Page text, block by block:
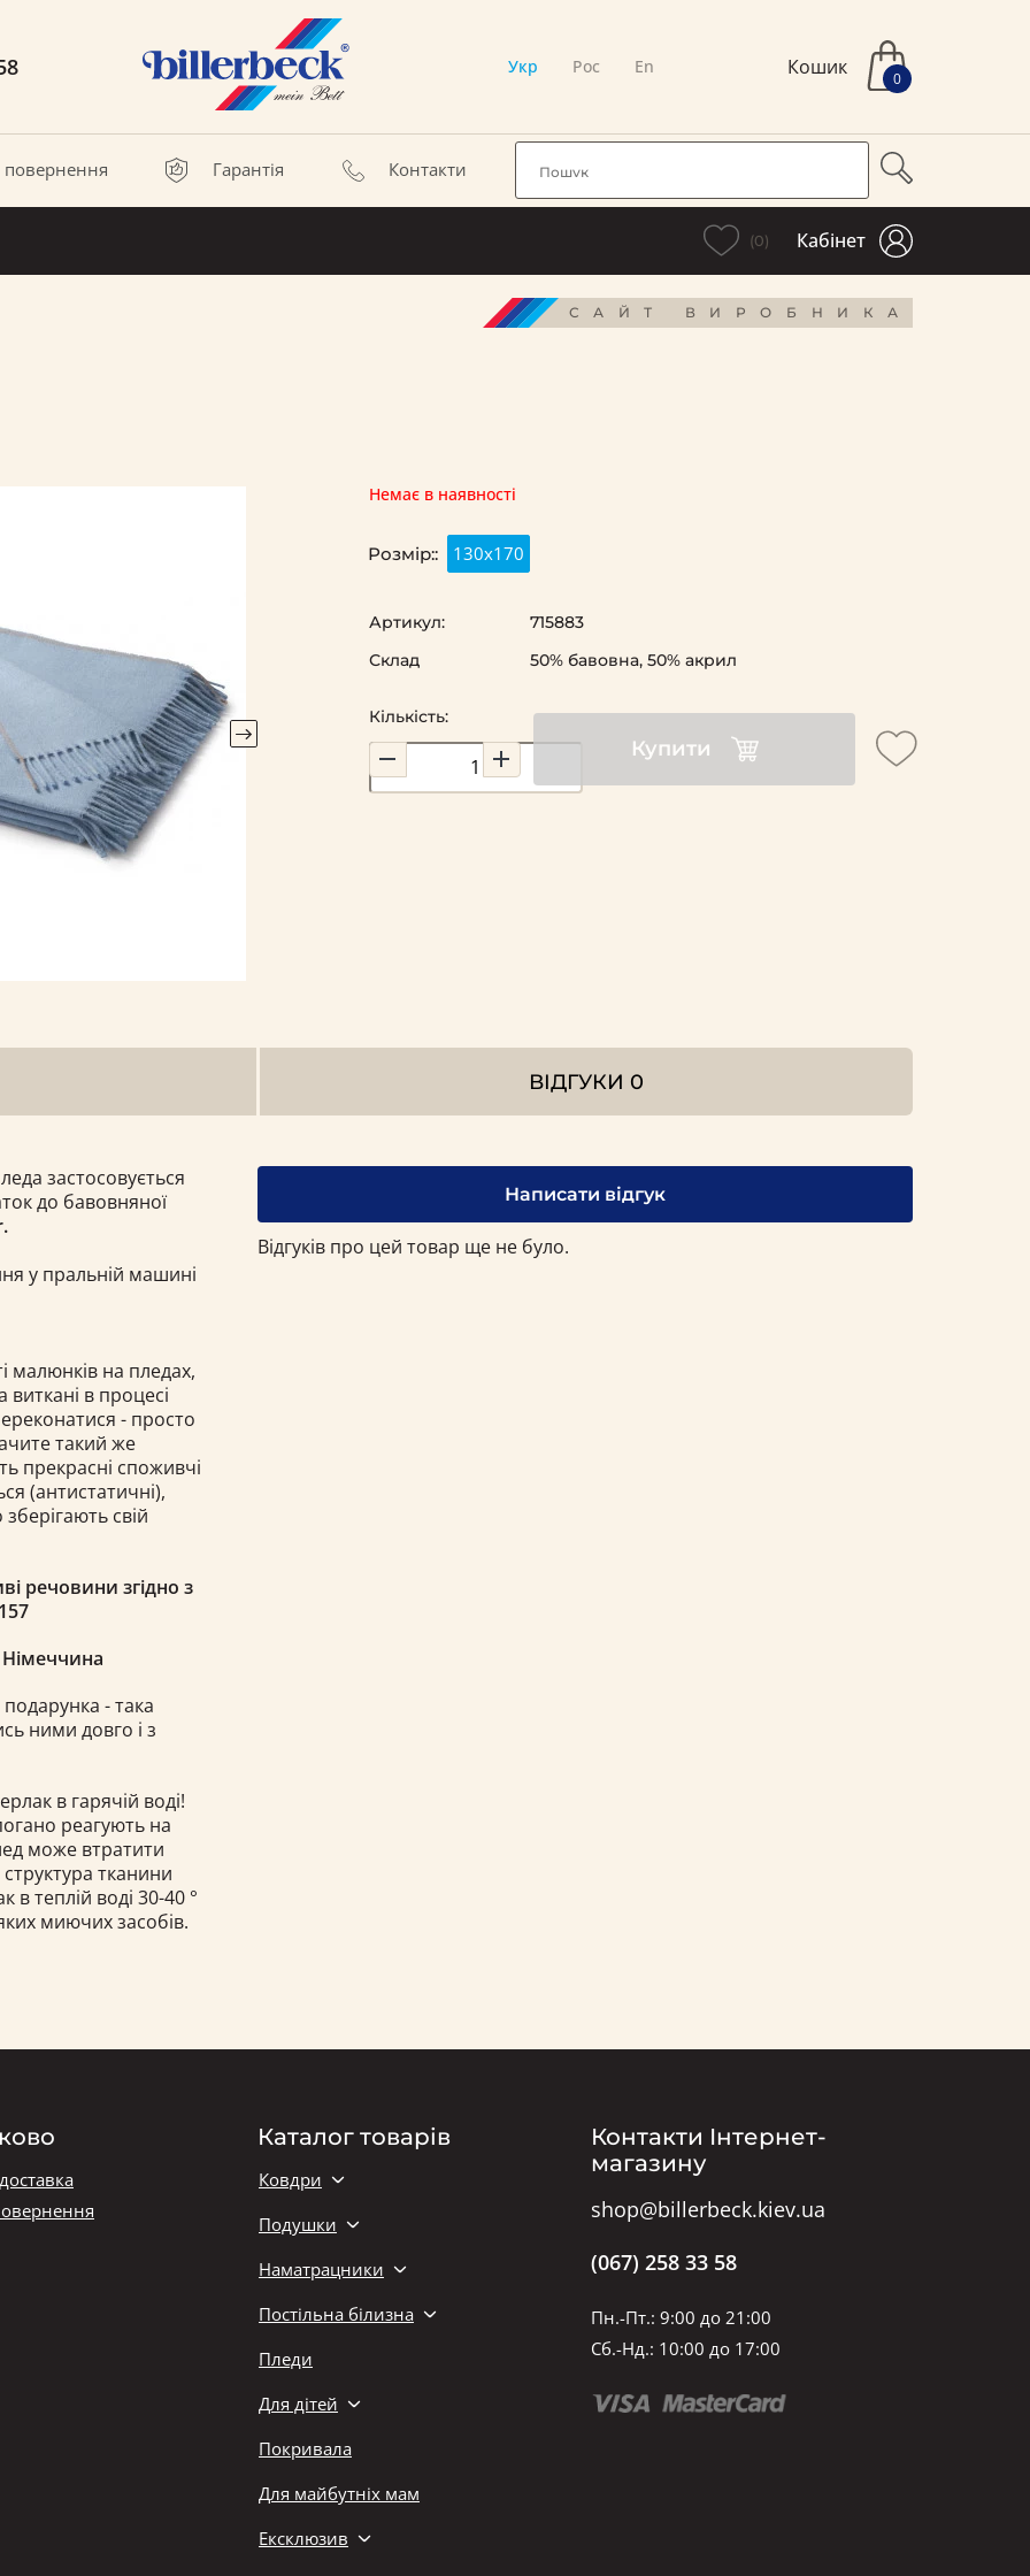
Укр Рос En Кошик 0
повернення Гарантія Контакти
(0) Кабінет
САЙТ ВИРОБНИКА
Немає в наявності
Розмір:: 130x170
Кількість:
Купити
Артикул:
715883
Склад
50% бавовна, 50% акрил
ВІДГУКИ 0
застосовується
до бавовняної
у пральній машині
малюнків на пледах,
виткані в процесі
- просто
такий же
прекрасні споживчі
(антистатичні),
свій
речовини згідно з
подарунка - така
ними довго і з
в гарячій воді!
реагують на
може втратити
тканини
теплій воді 30-40 °
миючих засобів.
Написати відгук
Відгуків про цей товар ще не було.
Каталог товарів
Ковдри
Подушки
Наматрацники
Постільна білизна
Пледи
Для дітей
Покривала
Для майбутніх мам
Ексклюзив
Контакти Інтернет-
магазину
shop@billerbeck.kiev.ua
(067) 258 33 58
Пн.-Пт.: 9:00 до 21:00
Сб.-Нд.: 10:00 до 17:00